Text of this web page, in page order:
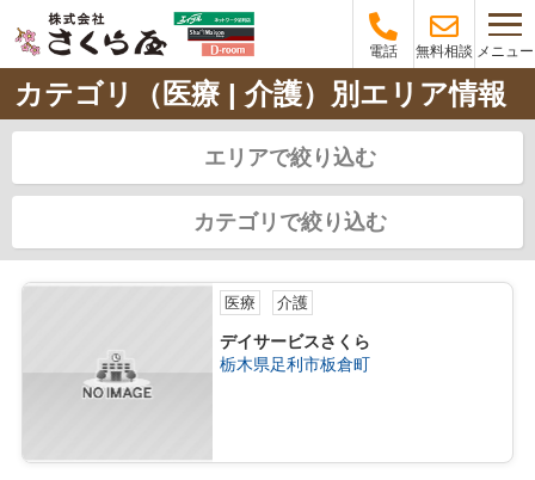
電話 無料相談 メニュー
カテゴリ（医療 | 介護）別エリア情報
エリアで絞り込む
カテゴリで絞り込む
医療 介護
デイサービスさくら
栃木県足利市板倉町